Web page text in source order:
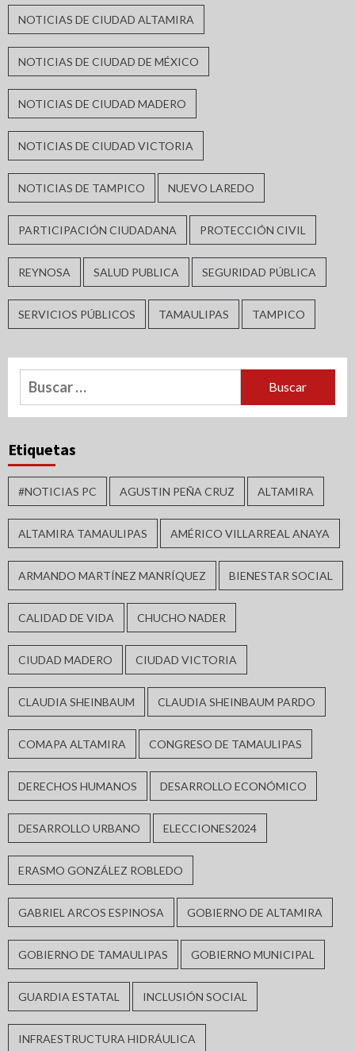
NOTICIAS DE CIUDAD ALTAMIRA
NOTICIAS DE CIUDAD DE MÉXICO
NOTICIAS DE CIUDAD MADERO
NOTICIAS DE CIUDAD VICTORIA
NOTICIAS DE TAMPICO NUEVO LAREDO
PARTICIPACIÓN CIUDADANA PROTECCIÓN CIVIL
REYNOSA SALUD PUBLICA SEGURIDAD PÚBLICA
SERVICIOS PÚBLICOS TAMAULIPAS TAMPICO
Buscar:
Etiquetas
#NOTICIAS PC AGUSTIN PEÑA CRUZ ALTAMIRA
ALTAMIRA TAMAULIPAS AMÉRICO VILLARREAL ANAYA
ARMANDO MARTÍNEZ MANRÍQUEZ BIENESTAR SOCIAL
CALIDAD DE VIDA CHUCHO NADER
CIUDAD MADERO CIUDAD VICTORIA
CLAUDIA SHEINBAUM CLAUDIA SHEINBAUM PARDO
COMAPA ALTAMIRA CONGRESO DE TAMAULIPAS
DERECHOS HUMANOS DESARROLLO ECONÓMICO
DESARROLLO URBANO ELECCIONES2024
ERASMO GONZÁLEZ ROBLEDO
GABRIEL ARCOS ESPINOSA GOBIERNO DE ALTAMIRA
GOBIERNO DE TAMAULIPAS GOBIERNO MUNICIPAL
GUARDIA ESTATAL INCLUSIÓN SOCIAL
INFRAESTRUCTURA HIDRÁULICA